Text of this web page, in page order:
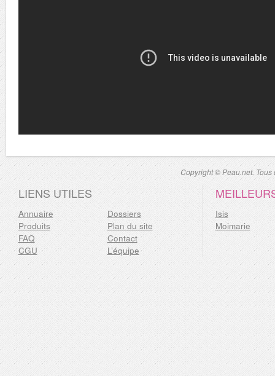
Copyright © Peau.net.
LIENS UTILES
Annuaire
Dossiers
Produits
Plan du site
FAQ
Contact
CGU
L’équipe
Isis
Moimarie